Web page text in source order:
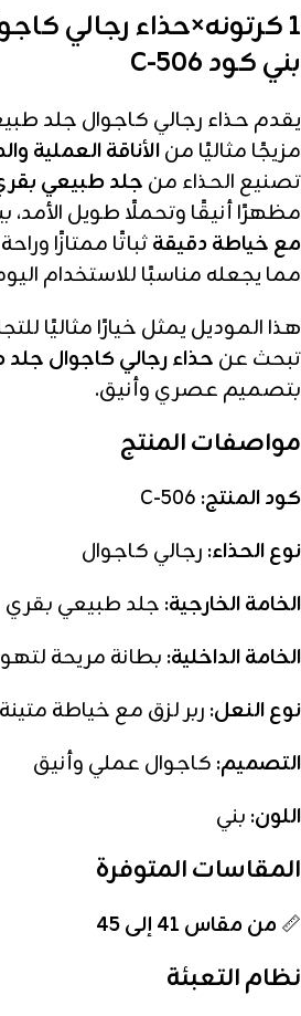
1 كرتونه×حذاء رجالي
بني كود C-506
يقدم حذاء رجالي كاجوال جلد
مزيجًا مثاليًا منالأناقة العملية
تصنيع الحذاء من جلد طبيعي
مظهرًا أنيقًا وتحملًا طويل الأمد،
مع خياطة دقيقةثباتًا ممتازًا
مما يجعله مناسبًا للاستخدام
هذا الموديل يمثل خيارًا مثاليًا
تبحث عن حذاء رجالي كاجوال جلد
بتصميم عصري وأنيق.
مواصفات المنتج
كود المنتج:
نوع الحذاء: رجالي كاجوال
الخامة الخارجية: جلد طبيعي بقري
الخامة الداخلية:بطانة مريحة
نوع النعل: ربر لزق مع خياطة
التصميم: كاجوال عملي وأنيق
اللون: بني
المقاسات المتوفرة
📏 من مقاس 41 إلى 45
نظام التعبئة